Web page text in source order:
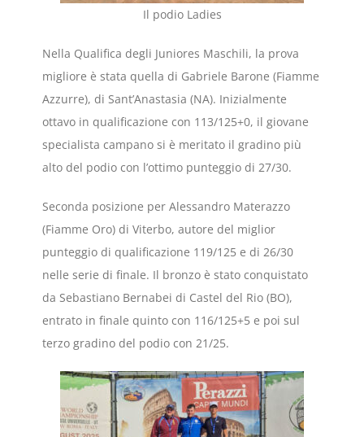
Il podio Ladies
Nella Qualifica degli Juniores Maschili, la prova
migliore è stata quella di Gabriele Barone (Fiamme
Azzurre), di Sant’Anastasia (NA). Inizialmente
ottavo in qualificazione con 113/125+0, il giovane
specialista campano si è meritato il gradino più
alto del podio con l’ottimo punteggio di 27/30.
Seconda posizione per Alessandro Materazzo
(Fiamme Oro) di Viterbo, autore del miglior
punteggio di qualificazione 119/125 e di 26/30
nelle serie di finale. Il bronzo è stato conquistato
da Sebastiano Bernabei di Castel del Rio (BO),
entrato in finale quinto con 116/125+5 e poi sul
terzo gradino del podio con 21/25.